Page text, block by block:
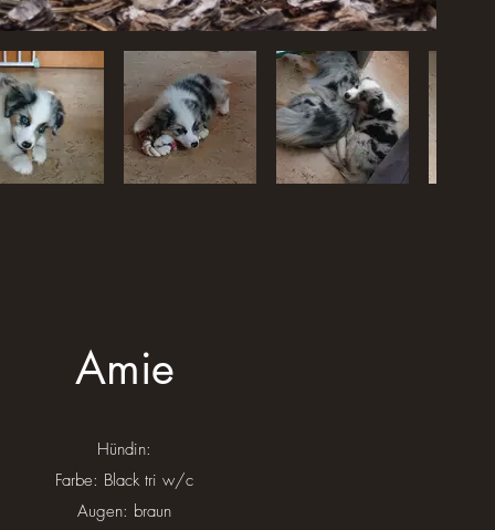
Amie
Hündin:
Farbe: Black tri w/c
Augen: braun